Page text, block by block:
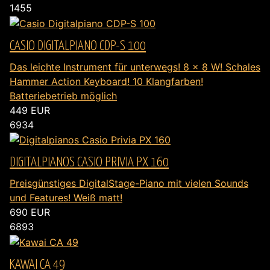
1455
CASIO DIGITALPIANO CDP-S 100
Das leichte Instrument für unterwegs! 8 x 8 W! Schales
Hammer Action Keyboard! 10 Klangfarben!
Batteriebetrieb möglich
449 EUR
6934
DIGITALPIANOS CASIO PRIVIA PX 160
Preisgünstiges DigitalStage-Piano mit vielen Sounds
und Features! Weiß matt!
690 EUR
6893
KAWAI CA 49